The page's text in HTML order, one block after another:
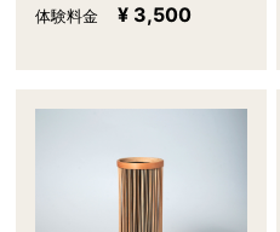
体験料金 ¥ 3,500